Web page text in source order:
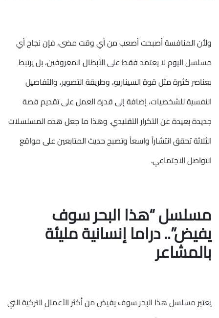
ولأن المنافسة أصبحت أصعب من أي وقت مضى، فإن نجاح أي
مسلسل اليوم لا يعتمد فقط على الأبطال المعروفين، بل يرتبط
بعناصر كثيرة مثل قوة السيناريو، وطريقة التصوير، والتفاصيل
النفسية للشخصيات، إضافة إلى قدرة العمل على تقديم قصة
جديدة بعيدة عن التكرار التقليدي. وهذا ما جعل هذه المسلسلات
الثلاثة تحقق انتشاراً واسعاً وتصبح حديث المتابعين على مواقع
التواصل الاجتماعي.
مسلسل “هذا البحر سوف
يفيض”.. دراما إنسانية مليئة
بالمشاعر
يعتبر مسلسل هذا البحر سوف يفيض من أكثر الأعمال التركية التي